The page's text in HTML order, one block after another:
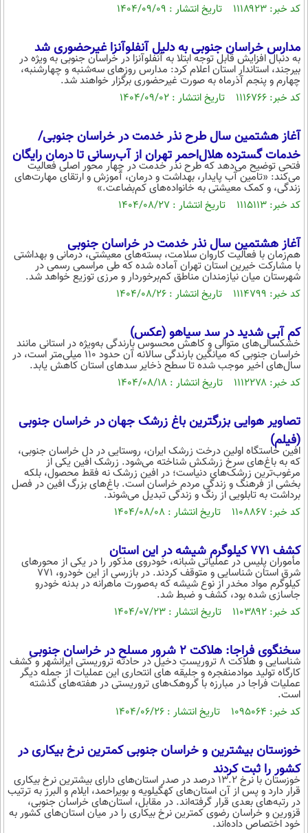
کد خبر: ۱۱۱۸۹۲۳ تاریخ انتشار : ۱۴۰۴/۰۹/۰۹
مدارس خراسان جنوبی به دلیل آنفلوآنزا غیرحضوری شد
به دنبال افزایش قابل توجه ابتلا به آنفلوآنزا در خراسان جنوبی به ویژه در
بیرجند، استاندار استان اعلام کرد: مدارس روزهای سه‌شنبه و چهارشنبه،
چهارم و پنجم آذرماه به صورت غیرحضوری برگزار خواهند شد.
کد خبر: ۱۱۱۶۷۶۶ تاریخ انتشار : ۱۴۰۴/۰۹/۰۲
آغاز هشتمین سال طرح نذر خدمت در خراسان جنوبی/
خدمات گسترده هلال‌احمر تهران از آب‌رسانی تا درمان رایگان
فتحی توضیح می‌دهد که طرح نذر خدمت در چهار محور اصلی فعالیت
می‌کند: «تامین آب پایدار، بهداشت و درمان، آموزش و ارتقای مهارت‌های
زندگی، و کمک معیشتی به خانواده‌های کم‌بضاعت.»
کد خبر: ۱۱۱۵۱۱۳ تاریخ انتشار : ۱۴۰۴/۰۸/۲۷
آغاز هشتمین سال نذر خدمت در خراسان جنوبی
هم‌زمان با فعالیت کاروان سلامت، بسته‌های معیشتی، درمانی و بهداشتی
با مشارکت خیرین استان تهران آماده شده که طی مراسمی رسمی در
شهرستان میان نیازمندان مناطق کم‌برخوردار و مرزی توزیع خواهد شد.
کد خبر: ۱۱۱۴۷۹۹ تاریخ انتشار : ۱۴۰۴/۰۸/۲۶
کم آبی شدید در سد سیاهو (عکس)
خشکسالی‌های متوالی و کاهش محسوس بارندگی به‌ویژه در استانی مانند
خراسان جنوبی که میانگین بارندگی سالانه آن حدود ۱۱۰ میلی‌متر است، در
سال‌های اخیر موجب شده تا سطح ذخایر سدهای استان کاهش یابد.
کد خبر: ۱۱۱۲۲۷۸ تاریخ انتشار : ۱۴۰۴/۰۸/۱۸
تصاویر هوایی بزرگترین باغ زرشک جهان در خراسان جنوبی
(فیلم)
افین خاستگاه اولین درخت زرشک ایران، روستایی در دل خراسان جنوبی،
که به باغ‌های سرخ زرشکش شناخته می‌شود. زرشک افین یکی از
مرغوب‌ترین زرشک‌های دنیاست؛ در افین زرشک نه فقط محصول، بلکه
بخشی از فرهنگ و زندگی مردم خراسان است. باغ‌های بزرگ افین در فصل
برداشت به تابلویی از رنگ و زندگی تبدیل می‌شوند.
کد خبر: ۱۱۰۸۸۶۷ تاریخ انتشار : ۱۴۰۴/۰۸/۰۸
کشف ۷۷۱ کیلوگرم شیشه در این استان
مأموران پلیس در عملیاتی شبانه، خودروی مذکور را در یکی از محور‌های
شرق استان شناسایی و متوقف کردند. در بازرسی از این خودرو، ۷۷۱
کیلوگرم مواد مخدر از نوع شیشه که به‌صورت ماهرانه در بدنه خودرو
جاسازی شده بود، کشف و ضبط شد.
کد خبر: ۱۱۰۳۸۹۲ تاریخ انتشار : ۱۴۰۴/۰۷/۲۳
سخنگوی فراجا: هلاکت ۲ شرور مسلح در خراسان جنوبی
شناسایی و هلاکت ۸ تروریست‌ِ دخیل در حادثه تروریستی ایرانشهر و کشف
کارگاه تولید موادمنفجره و جلیقه های انتحاری این عملیات از جمله دیگر
عملیات فراجا در مبارزه با گروهک‌های تروریستی در هفته‌های گذشته
است.
کد خبر: ۱۰۹۵۰۶۴ تاریخ انتشار : ۱۴۰۴/۰۶/۲۶
خوزستان بیشترین و خراسان جنوبی کمترین نرخ بیکاری در
کشور را ثبت کردند
خوزستان با نرخ 13.2 درصد در صدر استان‌های دارای بیشترین نرخ بیکاری
قرار دارد و پس از آن استان‌های کهگیلویه و بویراحمد، ایلام و البرز به ترتیب
در رتبه‌های بعدی قرار گرفته‌اند. در مقابل، استان‌های خراسان جنوبی،
قزورین و خراسان رضوی کمترین نرخ بیکاری را در میان استان‌های کشور به
خود اختصاص داده‌اند.